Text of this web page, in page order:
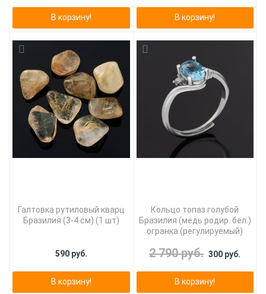
В корзину! В корзину!
Галтовка рутиловый кварц
Бразилия (3-4 см) (1 шт)
590 руб.
В корзину!
Кольцо топаз голубой
Бразилия (медь родир. бел.)
огранка (регулируемый)
2 790 руб. 300 руб.
В корзину!